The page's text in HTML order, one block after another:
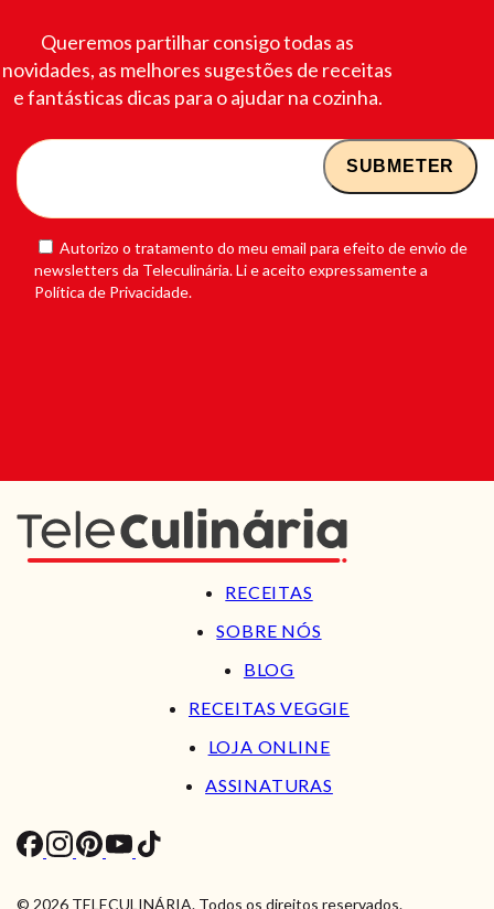
Queremos partilhar consigo todas as
novidades, as melhores sugestões de receitas
e fantásticas dicas para o ajudar na cozinha.
Autorizo o tratamento do meu email para efeito de envio de
newsletters da Teleculinária. Li e aceito expressamente a
Política de Privacidade.
RECEITAS
SOBRE NÓS
BLOG
RECEITAS VEGGIE
LOJA ONLINE
ASSINATURAS
© 2026 TELECULINÁRIA. Todos os direitos reservados.